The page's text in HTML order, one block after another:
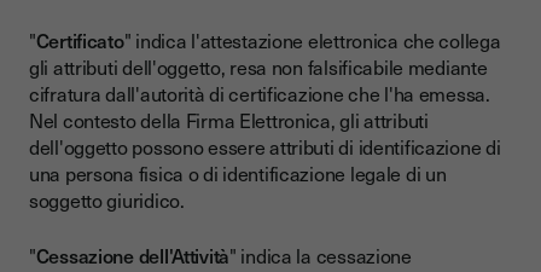
"Certificato" indica l'attestazione elettronica che collega
gli attributi dell'oggetto, resa non falsificabile mediante
cifratura dall'autorità di certificazione che l'ha emessa.
Nel contesto della Firma Elettronica, gli attributi
dell'oggetto possono essere attributi di identificazione di
una persona fisica o di identificazione legale di un
soggetto giuridico.
"Cessazione dell'Attività" indica la cessazione